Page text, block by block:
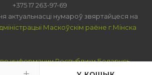
+375 17 263-97-69
актуальнасці нумароў звяртайцеся на
Маскоўскім раёне г.Мінска